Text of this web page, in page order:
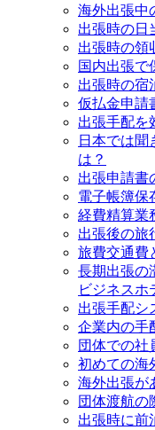
海外出張中
出張時の日
出張時の領
国内出張で
出張時の宿
仮払金申請
出張手配を
日本では聞
は？
出張申請書
電子帳簿保
経費精算業
出張後の旅
旅費交通費
長期出張の
ビジネスホ
出張手配シ
企業内の手
団体での社
初めての海
海外出張が
団体渡航の
出張時に前